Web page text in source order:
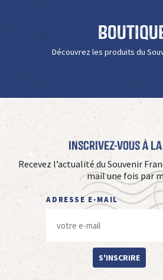
Découvrez les produits du
Inscrivez-vous à
Recevez l’actualité du Souvenir
mail une fois par
ADRESSE E-MAIL
S'INSCRIRE